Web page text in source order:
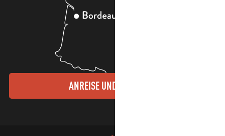
ANREISE UND KONTAKTE